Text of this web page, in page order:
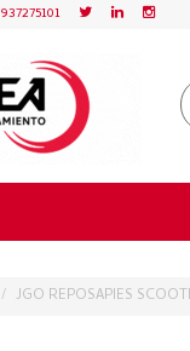
937275101
JGO REPOSAPIES